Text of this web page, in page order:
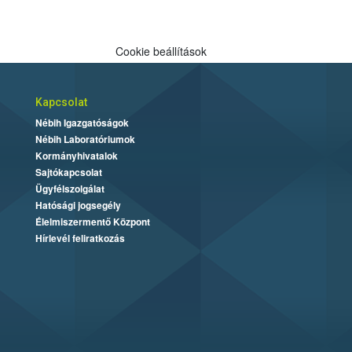
Cookie beállítások
Kapcsolat
Nébih Igazgatóságok
Nébih Laboratóriumok
Kormányhivatalok
Sajtókapcsolat
Ügyfélszolgálat
Hatósági jogsegély
Élelmiszermentő Központ
Hírlevél feliratkozás